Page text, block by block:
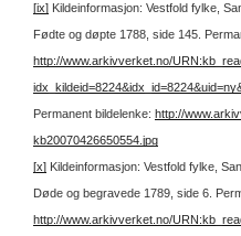
[ix] Kildeinformasjon: Vestfold fylke,
Fødte og døpte 1788, side 145.
http://www.arkivverket.no/
Permanent bildelenke: http://
kb20070426650554.jpg
[x] Kildeinformasjon: Vestfold fylke,
Døde og begravede 1789, side 6.
http://www.arkivverket.no/